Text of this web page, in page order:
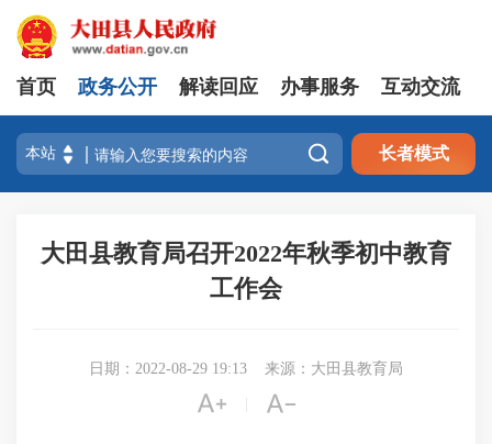
首页 政务公开 解读回应 办事服务 互动交流
 长者模式
大田县教育局召开2022年秋季初中教育
工作会
日期：2022-08-29 19:13 来源：大田县教育局
 